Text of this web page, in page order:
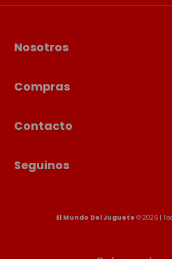
Nosotros
Compras
Contacto
Seguinos
El Mundo Del Juguete © 2026 |